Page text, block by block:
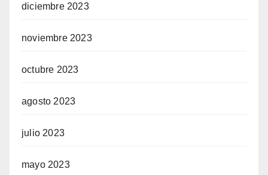
diciembre 2023
noviembre 2023
octubre 2023
agosto 2023
julio 2023
mayo 2023